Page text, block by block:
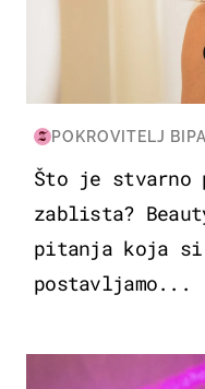
POKROVITELJ BIPA
Što je stvarno
zablista?
pitanja koja si
postavljamo...
KULTURA & ZABAVA